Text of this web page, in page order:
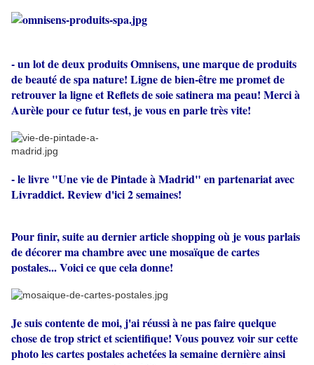
- un lot de deux produits Omnisens, une marque de produits
de beauté de spa nature! Ligne de bien-être me promet de
retrouver la ligne et Reflets de soie satinera ma peau! Merci à
Aurèle pour ce futur test, je vous en parle très vite!
- le livre "Une vie de Pintade à Madrid" en partenariat avec
Livraddict. Review d'ici 2 semaines!
Pour finir, suite au dernier article shopping où je vous parlais
de décorer ma chambre avec une mosaïque de cartes
postales... Voici ce que cela donne!
Je suis contente de moi, j'ai réussi à ne pas faire quelque
chose de trop strict et scientifique! Vous pouvez voir sur cette
photo les cartes postales achetées la semaine dernière ainsi